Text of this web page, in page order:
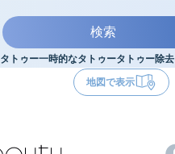
検索
タトゥー一時的なタトゥータトゥー除去
地図で表示